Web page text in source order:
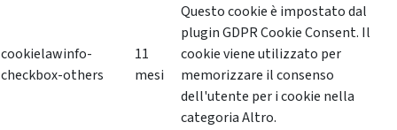
cookielawinfo-
checkbox-others
11
mesi
Questo cookie è impostato dal
plugin GDPR Cookie Consent. Il
cookie viene utilizzato per
memorizzare il consenso
dell'utente per i cookie nella
categoria Altro.